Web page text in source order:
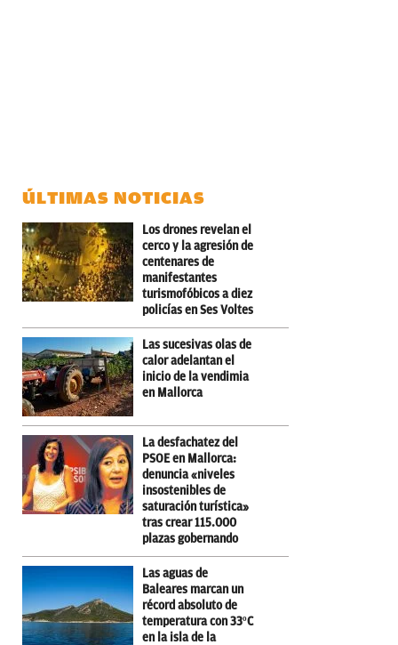
ÚLTIMAS NOTICIAS
Los drones revelan el
cerco y la agresión de
centenares de
manifestantes
turismofóbicos a diez
policías en Ses Voltes
Las sucesivas olas de
calor adelantan el
inicio de la vendimia
en Mallorca
La desfachatez del
PSOE en Mallorca:
denuncia «niveles
insostenibles de
saturación turística»
tras crear 115.000
plazas gobernando
Las aguas de
Baleares marcan un
récord absoluto de
temperatura con 33ºC
en la isla de la